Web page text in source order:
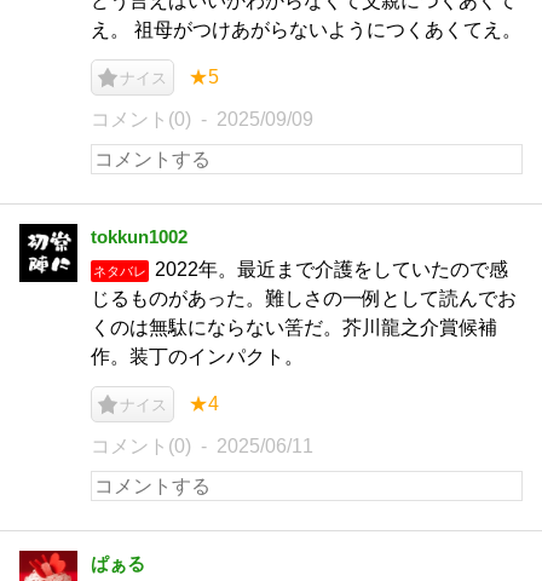
え。 祖母がつけあがらないようにつくあくてえ。
ナイス ★5
コメント(0) 2025/09/09
tokkun1002
ネタバレ
2022年。最近まで介護をしていたので感
じるものがあった。難しさの一例として読んでお
くのは無駄にならない筈だ。芥川龍之介賞候補
作。装丁のインパクト。
ナイス ★4
コメント(0) 2025/06/11
ぱぁる